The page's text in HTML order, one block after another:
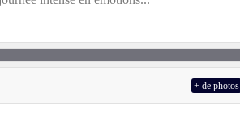
+ de photos